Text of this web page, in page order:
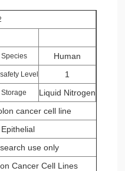
Species Human
Level 1
Storage Liquid Nitrogen
cancer cell line
Epithelial
use only
Cancer Cell Lines